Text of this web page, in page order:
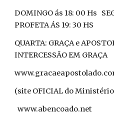
DOMINGO ás 18: 00 Hs
PROFETA ÁS 19: 30 HS
QUARTA: GRAÇA e
INTERCESSÃO EM GRAÇA
(site OFICIAL do Ministério
www.abencoado.net